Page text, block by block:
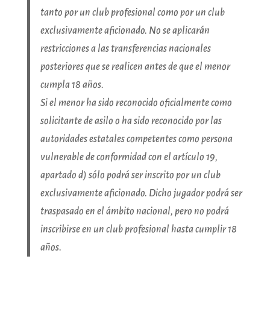
tanto por un club profesional como por un club
exclusivamente aficionado. No se aplicarán
restricciones a las transferencias nacionales
posteriores que se realicen antes de que el menor
cumpla 18 años.
Si el menor ha sido reconocido oficialmente como
solicitante de asilo o ha sido reconocido por las
autoridades estatales competentes como persona
vulnerable de conformidad con el artículo 19,
apartado d) sólo podrá ser inscrito por un club
exclusivamente aficionado. Dicho jugador podrá ser
traspasado en el ámbito nacional, pero no podrá
inscribirse en un club profesional hasta cumplir 18
años.